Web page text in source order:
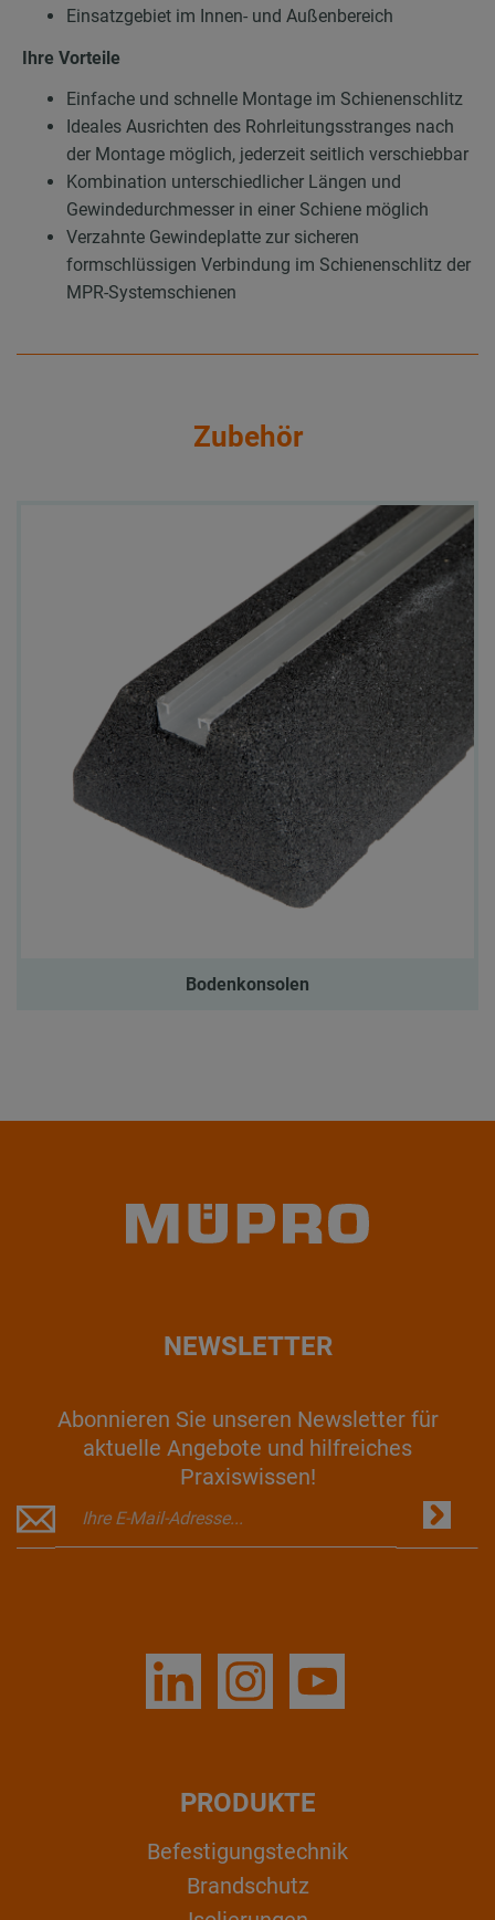
Einsatzgebiet im Innen- und Außenbereich
Ihre Vorteile
Einfache und schnelle Montage im Schienenschlitz
Ideales Ausrichten des Rohrleitungsstranges nach
der Montage möglich, jederzeit seitlich verschiebbar
Kombination unterschiedlicher Längen und
Gewindedurchmesser in einer Schiene möglich
Verzahnte Gewindeplatte zur sicheren
formschlüssigen Verbindung im Schienenschlitz der
MPR-Systemschienen
Zubehör
Bodenkonsolen
NEWSLETTER
Abonnieren Sie unseren Newsletter für
aktuelle Angebote und hilfreiches
Praxiswissen!
PRODUKTE
Befestigungstechnik
Brandschutz